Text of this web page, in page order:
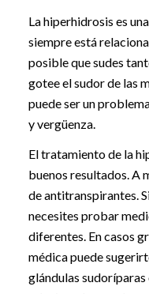
La hiperhidrosis es
siempre está
posible que sudes
gotee el sudor de las
puede ser un
y vergüenza.
El tratamiento de la
buenos resultados. A
de antitranspirantes.
necesites probar
diferentes. En casos
médica puede
glándulas